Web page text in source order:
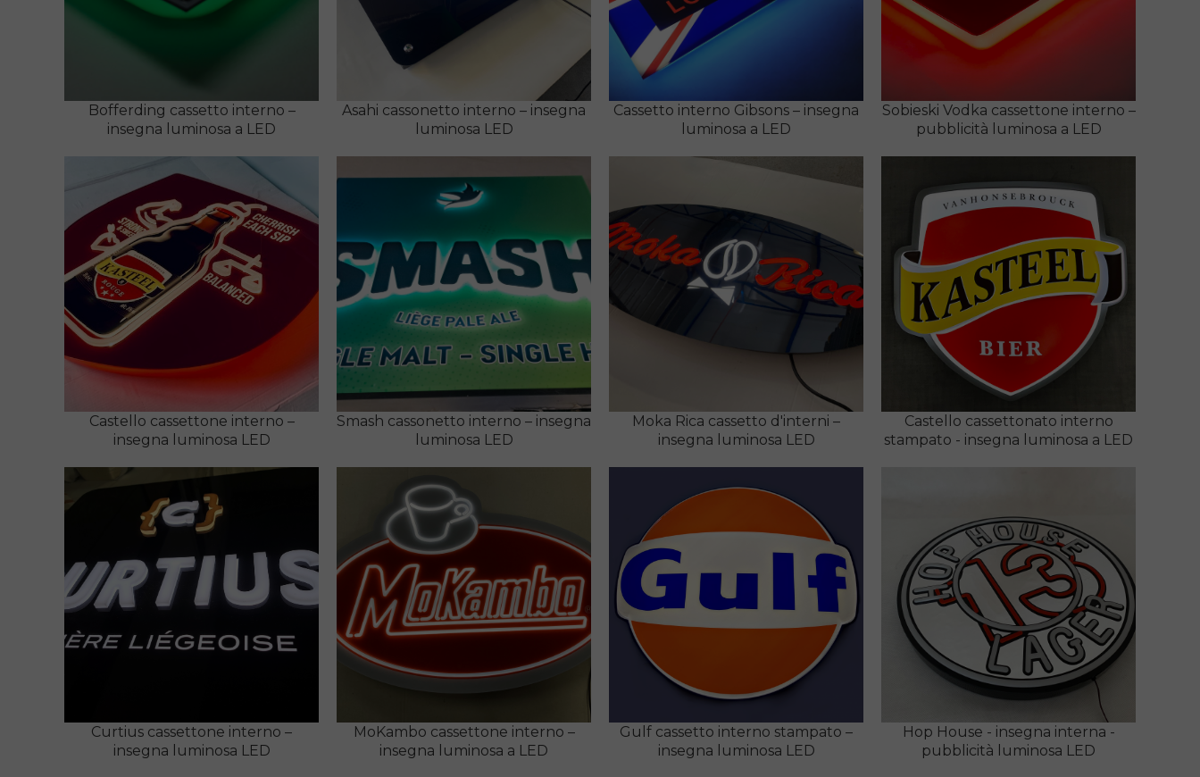
Bofferding cassetto interno –
insegna luminosa a LED
Asahi cassonetto interno – insegna
luminosa LED
Cassetto interno Gibsons – insegna
luminosa a LED
Sobieski Vodka cassettone interno –
pubblicità luminosa a LED
Castello cassettone interno –
insegna luminosa LED
Smash cassonetto interno – insegna
luminosa LED
Moka Rica cassetto d'interni –
insegna luminosa LED
Castello cassettonato interno
stampato - insegna luminosa a LED
Curtius cassettone interno –
insegna luminosa LED
MoKambo cassettone interno –
insegna luminosa a LED
Gulf cassetto interno stampato –
insegna luminosa LED
Hop House - insegna interna -
pubblicità luminosa LED